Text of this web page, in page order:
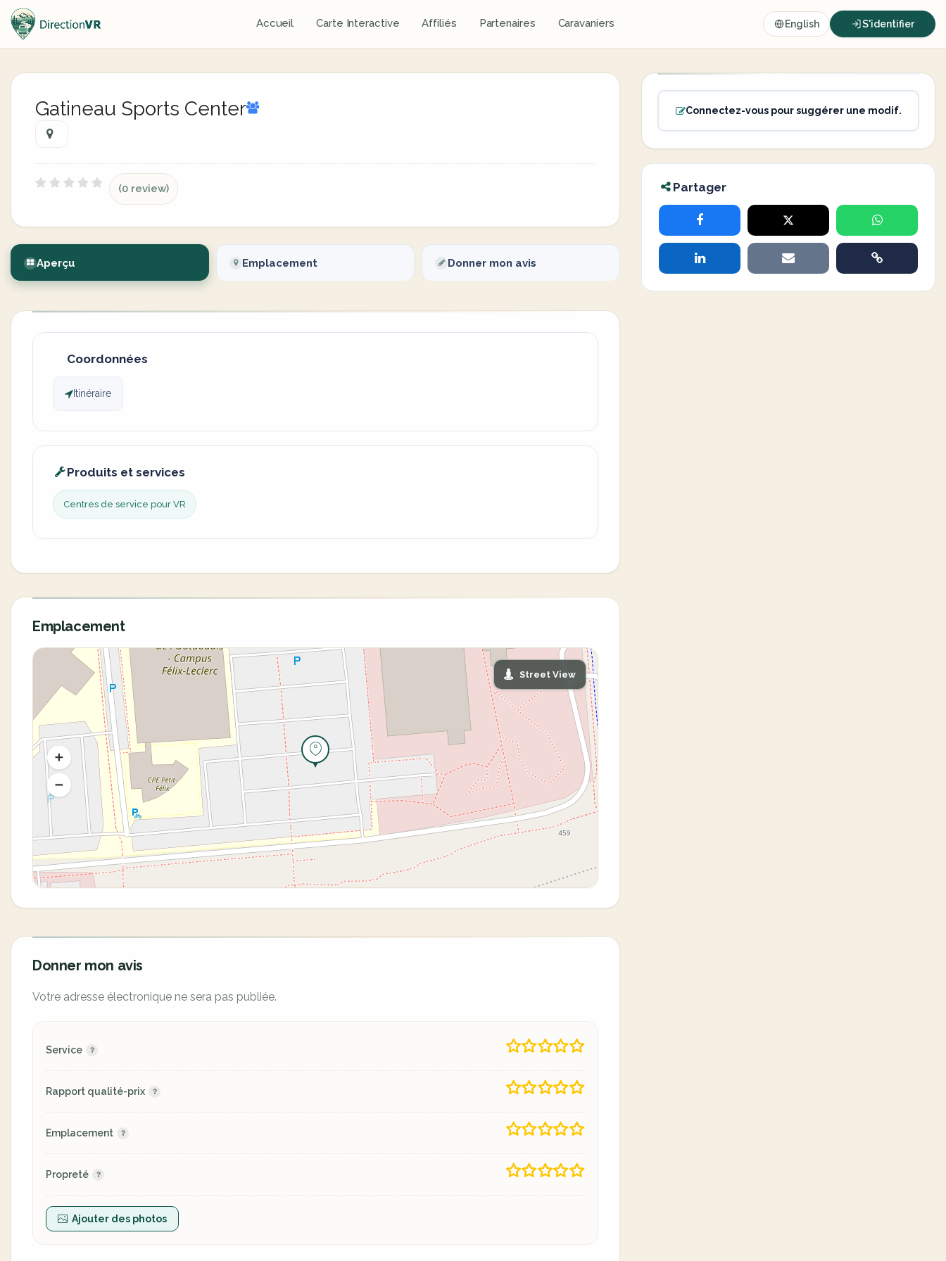
Accueil Carte Interactive Affiliés Partenaires Caravaniers English S'identifier
Gatineau Sports Center
(0 review)
Aperçu Emplacement Donner mon avis
Coordonnées
Itinéraire
Produits et services
Centres de service pour VR
Emplacement
Street View
Donner mon avis
Votre adresse électronique ne sera pas publiée.
Service
Rapport qualité-prix
Emplacement
Propreté
Ajouter des photos
Connectez-vous pour suggérer une modif.
Partager